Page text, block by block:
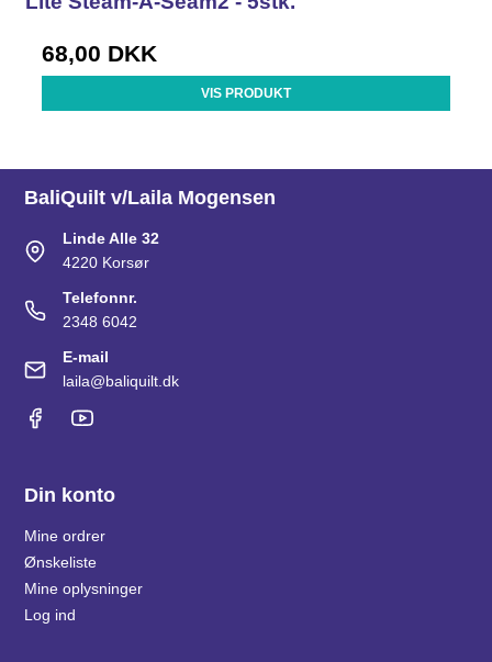
68,00 DKK
VIS PRODUKT
BaliQuilt v/Laila Mogensen
Linde Alle 32
4220 Korsør
Telefonnr.
2348 6042
E-mail
laila@baliquilt.dk
Din konto
Mine ordrer
Ønskeliste
Mine oplysninger
Log ind